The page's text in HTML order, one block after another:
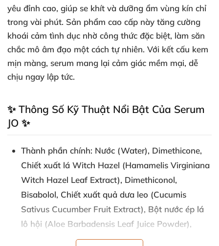
yêu đỉnh cao, giúp se khít và dưỡng ẩm vùng kín chỉ
trong vài phút. Sản phẩm cao cấp này tăng cường
khoái cảm tình dục nhờ công thức đặc biệt, làm săn
chắc mô âm đạo một cách tự nhiên. Với kết cấu kem
mịn màng, serum mang lại cảm giác mềm mại, dễ
chịu ngay lập tức.
✨ Thông Số Kỹ Thuật Nổi Bật Của Serum
JO ✨
Thành phần chính: Nước (Water), Dimethicone,
Chiết xuất lá Witch Hazel (Hamamelis Virginiana
Witch Hazel Leaf Extract), Dimethiconol,
Bisabolol, Chiết xuất quả dưa leo (Cucumis
Sativus Cucumber Fruit Extract), Bột nước ép lá
lô hội (Aloe Barbadensis Leaf Juice Powder),
Hydroxyethylcellulose, Vitamin E Acetate